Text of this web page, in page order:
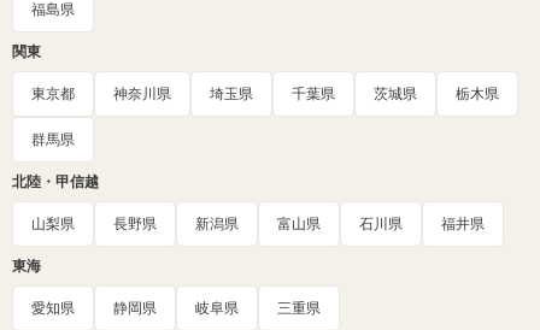
福島県
関東
東京都 神奈川県 埼玉県 千葉県 茨城県 栃木県
群馬県
北陸・甲信越
山梨県 長野県 新潟県 富山県 石川県 福井県
東海
愛知県 静岡県 岐阜県 三重県